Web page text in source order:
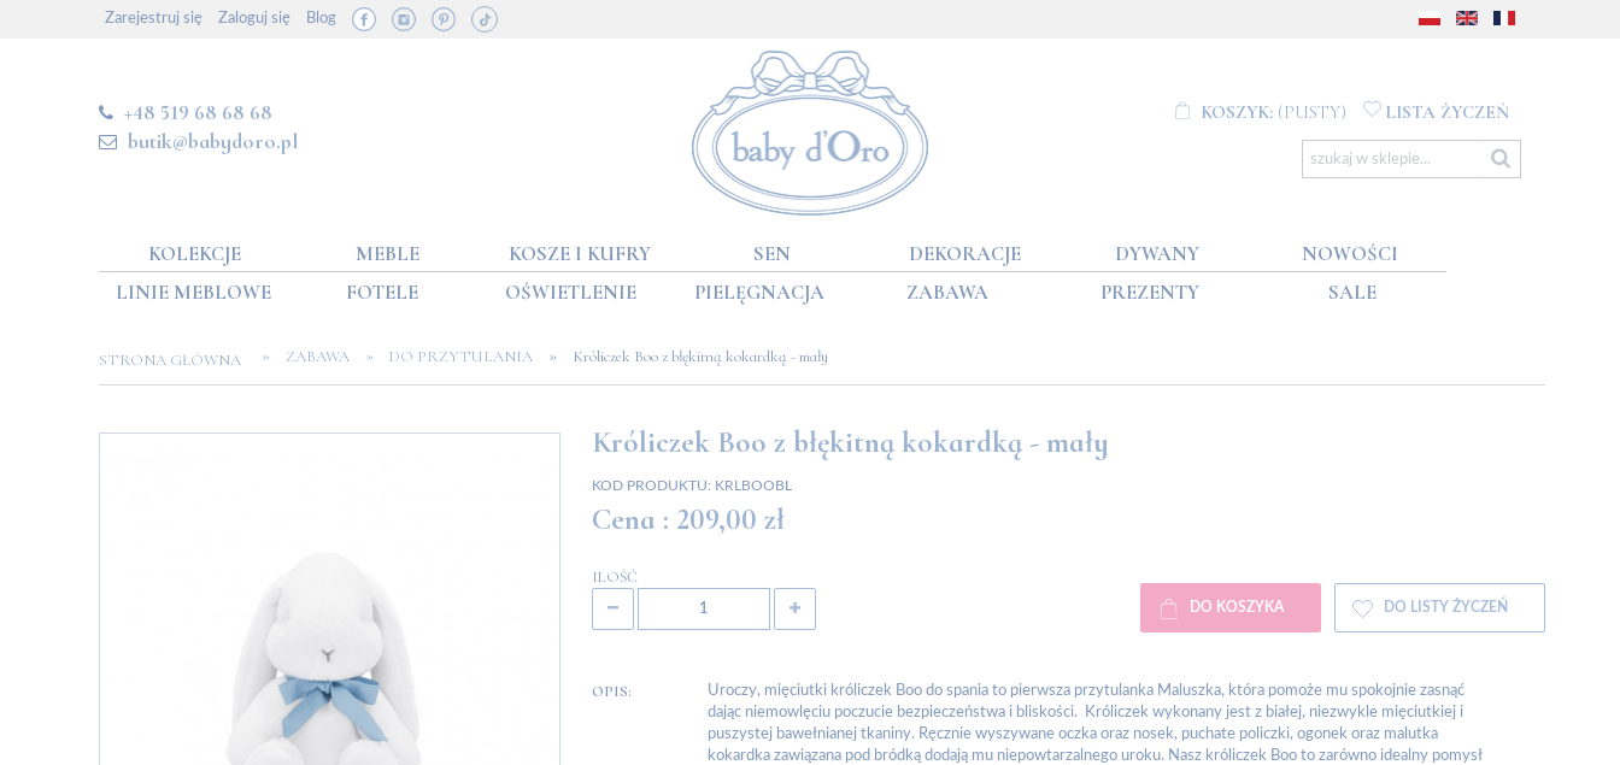
Zarejestruj się Zaloguj się Blog
+48 519 68 68 68
butik@babydoro.pl
KOSZYK: (PUSTY) LISTA ŻYCZEŃ
KOLEKCJE MEBLE KOSZE I KUFRY SEN DEKORACJE DYWANY
NOWOŚCI
LINIE MEBLOWE
FOTELE OŚWIETLENIE PIELĘGNACJA ZABAWA PREZENTY SALE
STRONA GŁÓWNA » ZABAWA » DO PRZYTULANIA » Króliczek Boo z błękitną kokardką - mały
Króliczek Boo z błękitną kokardką - mały
KOD PRODUKTU: KRLBOOBL
Cena : 209,00 zł
ILOŚĆ
DO KOSZYKA DO LISTY ŻYCZEŃ
OPIS:
Uroczy, mięciutki króliczek Boo do spania to pierwsza przytulanka Maluszka, która pomoże mu spokojnie zasnąć
dając niemowlęciu poczucie bezpieczeństwa i bliskości. Króliczek wykonany jest z białej, niezwykle mięciutkiej i
puszystej bawełnianej tkaniny. Ręcznie wyszywane oczka oraz nosek, puchate policzki, ogonek oraz malutka
kokardka zawiązana pod bródką dodają mu niepowtarzalnego uroku. Nasz króliczek Boo to zarówno idealny pomysł